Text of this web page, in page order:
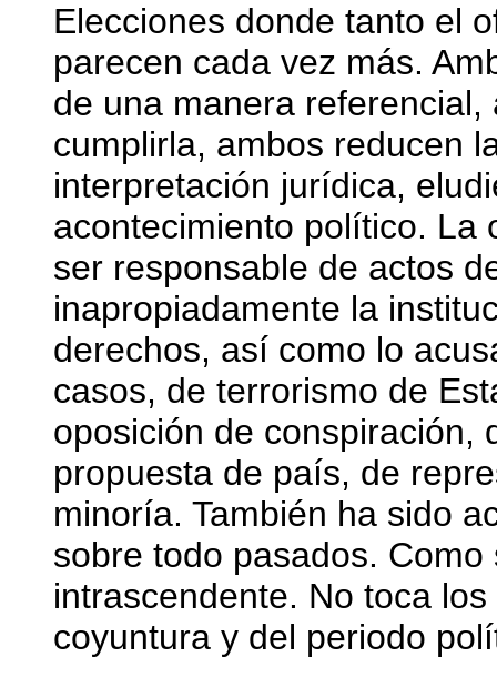
Elecciones donde tanto el
parecen cada vez más.
de una manera
cumplirla, ambos reducen
interpretación jurídica,
acontecimiento político. La
ser responsable de actos
inapropiadamente la
derechos, así como lo
casos, de terrorismo de
oposición de conspiración,
propuesta de país, de
minoría. También ha sido
sobre todo pasados.
intrascendente. No toca
coyuntura y del periodo